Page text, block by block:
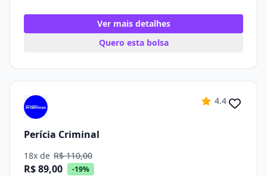
Ver mais detalhes
Quero esta bolsa
4.4
Perícia Criminal
18x de R$ 110,00
R$ 89,00 -19%